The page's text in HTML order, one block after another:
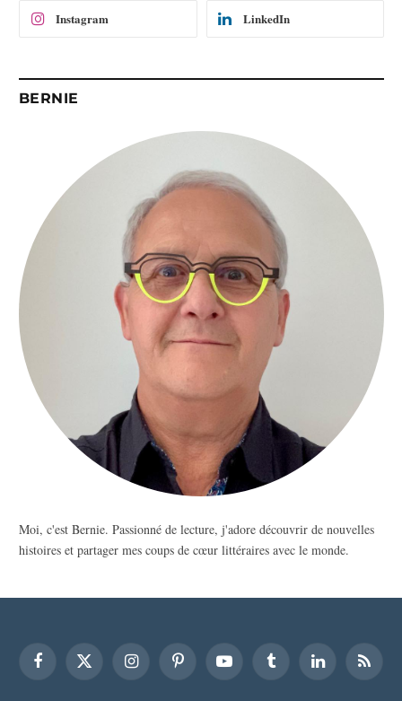
Instagram LinkedIn
BERNIE
Moi, c'est Bernie. Passionné de lecture, j'adore découvrir de nouvelles
histoires et partager mes coups de cœur littéraires avec le monde.
FacebookX
InstagramPinterest YouTube Tumblr LinkedInRSS